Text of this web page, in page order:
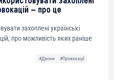
— про це
захоплені українські
про можливість яких раніше
#Дрони
#Провокації